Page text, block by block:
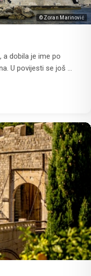
© Zoran Marinović
a dobila je ime po
U povijesti se još ...